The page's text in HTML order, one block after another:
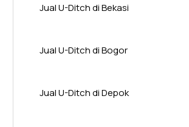
Jual U-Ditch di Bekasi
Jual U-Ditch di Bogor
Jual U-Ditch di Depok